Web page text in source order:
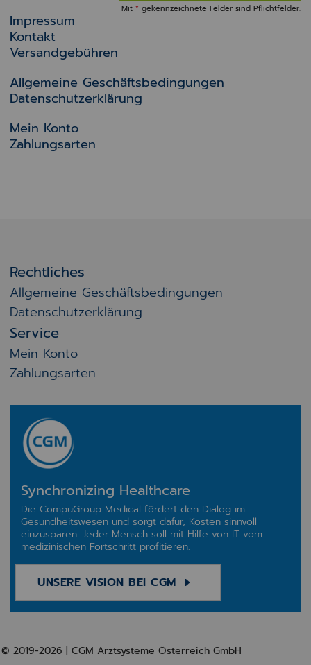
Mit * gekennzeichnete Felder sind Pflichtfelder.
Impressum
Kontakt
Versandgebühren
Allgemeine Geschäftsbedingungen
Datenschutzerklärung
Mein Konto
Zahlungsarten
Rechtliches
Allgemeine Geschäftsbedingungen
Datenschutzerklärung
Service
Mein Konto
Zahlungsarten
Synchronizing Healthcare
Die CompuGroup Medical fördert den Dialog im
Gesundheitswesen und sorgt dafür, Kosten sinnvoll
einzusparen. Jeder Mensch soll mit Hilfe von IT vom
medizinischen Fortschritt profitieren.
UNSERE VISION BEI CGM
© 2019-2026 | CGM Arztsysteme Österreich GmbH